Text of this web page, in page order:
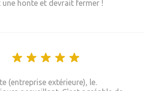
honte et devrait fermer !
(entreprise extérieure), le.